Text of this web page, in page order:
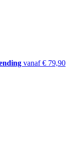
vanaf € 79,90